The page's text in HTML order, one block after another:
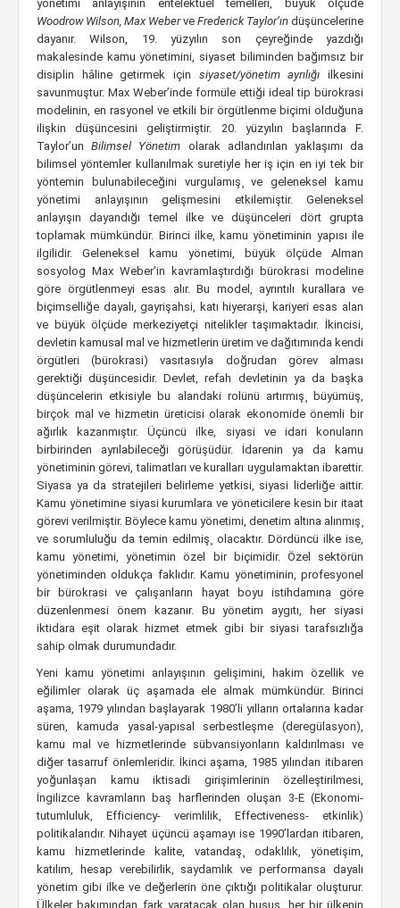
yönetimi anlayışının entelektüel temelleri, büyük ölçüde
Woodrow Wilson, Max Weberve Frederick Taylor’ın düşüncelerine
dayanır. Wilson, 19. yüzyılın son çeyreğinde yazdığı
makalesinde kamu yönetimini, siyaset biliminden bağımsız bir
disiplin hâline getirmek için siyaset/yönetim ayrılığıilkesini
savunmuştur. Max Weber’inde formüle ettiği ideal tip bürokrasi
modelinin, en rasyonel ve etkili bir örgütlenme biçimi olduğuna
ilişkin düşüncesini geliştirmiştir. 20. yüzyılın başlarında F.
Taylor’unBilimsel Yönetim olarak adlandırılan yaklaşımı da
bilimsel yöntemler kullanılmak suretiyle her iş için en iyi tek bir
yöntemin bulunabileceğini vurgulamış¸ ve geleneksel kamu
yönetimi anlayışının gelişmesini etkilemiştir. Geleneksel
anlayışın dayandığı temel ilke ve düşünceleri dört grupta
toplamak mümkündür. Birinci ilke, kamu yönetiminin yapısı ile
ilgilidir. Geleneksel kamu yönetimi, büyük ölçüde Alman
sosyolog Max Weber’in kavramlaştırdığı bürokrasi modeline
göre örgütlenmeyi esas alır. Bu model, ayrıntılı kurallara ve
biçimselliğe dayalı, gayrişahsi, katı hiyerarşi, kariyeri esas alan
ve büyük ölçüde merkeziyetçi nitelikler taşımaktadır. İkincisi,
devletin kamusal mal ve hizmetlerin üretim ve dağıtımında kendi
örgütleri (bürokrasi) vasıtasıyla doğrudan görev alması
gerektiği düşüncesidir. Devlet, refah devletinin ya da başka
düşüncelerin etkisiyle bu alandaki rolünü artırmış¸ büyümüş,
birçok mal ve hizmetin üreticisi olarak ekonomide önemli bir
ağırlık kazanmıştır. Üçüncü ilke, siyasi ve idari konuların
birbirinden ayrılabileceği görüşüdür. İdarenin ya da kamu
yönetiminin görevi, talimatları ve kuralları uygulamaktan ibarettir.
Siyasa ya da stratejileri belirleme yetkisi, siyasi liderliğe aittir.
Kamu yönetimine siyasi kurumlara ve yöneticilere kesin bir itaat
görevi verilmiştir. Böylece kamu yönetimi, denetim altına alınmış¸
ve sorumluluğu da temin edilmiş¸ olacaktır. Dördüncü ilke ise,
kamu yönetimi, yönetimin özel bir biçimidir. Özel sektörün
yönetiminden oldukça faklıdır. Kamu yönetiminin, profesyonel
bir bürokrasi ve çalışanların hayat boyu istihdamına göre
düzenlenmesi önem kazanır. Bu yönetim aygıtı, her siyasi
iktidara eşit olarak hizmet etmek gibi bir siyasi tarafsızlığa
sahip olmak durumundadır.
Yeni kamu yönetimi anlayışının gelişimini, hakim özellik ve
eğilimler olarak üç aşamada ele almak mümkündür. Birinci
aşama, 1979 yılından başlayarak 1980’li yılların ortalarına kadar
süren, kamuda yasal-yapısal serbestleşme (deregülasyon),
kamu mal ve hizmetlerinde sübvansiyonların kaldırılması ve
diğer tasarruf önlemleridir. İkinci aşama, 1985 yılından itibaren
yoğunlaşan kamu iktisadi girişimlerinin özelleştirilmesi,
İngilizce kavramların baş harflerinden oluşan 3-E (Ekonomi-
tutumluluk, Efficiency- verimlilik, Effectiveness- etkinlik)
politikalarıdır. Nihayet üçüncü aşamayı ise 1990’lardan itibaren,
kamu hizmetlerinde kalite, vatandaş¸ odaklılık, yönetişim,
katılım, hesap verebilirlik, saydamlık ve performansa dayalı
yönetim gibi ilke ve değerlerin öne çıktığı politikalar oluşturur.
Ülkeler bakımından fark yaratacak olan husus, her bir ülkenin